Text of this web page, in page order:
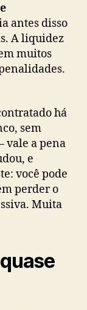
antes disso
A liquidez
muitos
há
sem
vale a pena
e
você pode
perder o
Muita